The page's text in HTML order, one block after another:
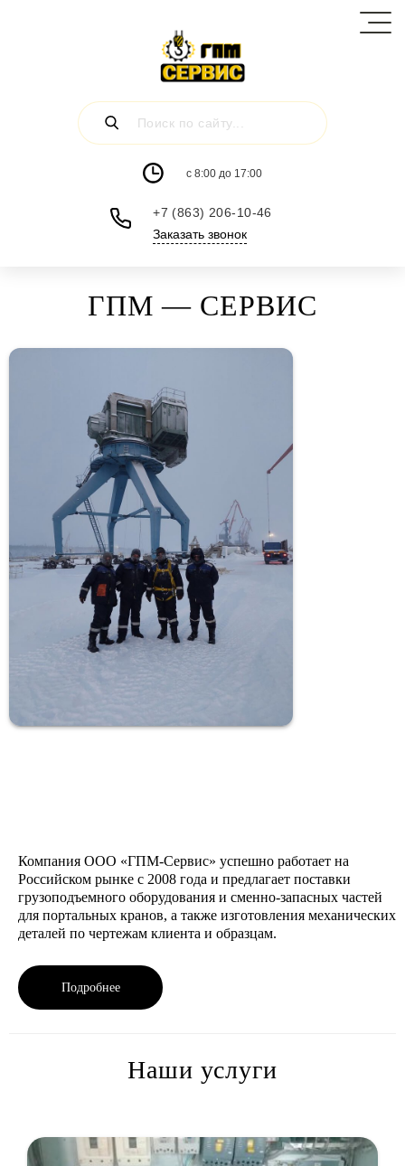
c 8:00 до 17:00
+7 (863) 206-10-46
Заказать звонок
ГПМ — СЕРВИС
Компания ООО «ГПМ-Сервис» успешно работает на
Российском рынке с 2008 года и предлагает поставки
грузоподъемного оборудования и сменно-запасных частей
для портальных кранов, а также изготовления механических
деталей по чертежам клиента и образцам.
Подробнее
Наши услуги